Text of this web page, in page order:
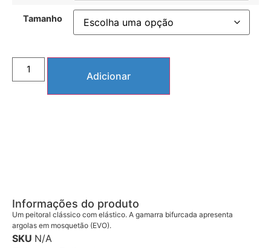
Tamanho
Adicionar
Informações do produto
Um peitoral clássico com elástico. A gamarra bifurcada apresenta
argolas em mosquetão (EVO).
SKU N/A